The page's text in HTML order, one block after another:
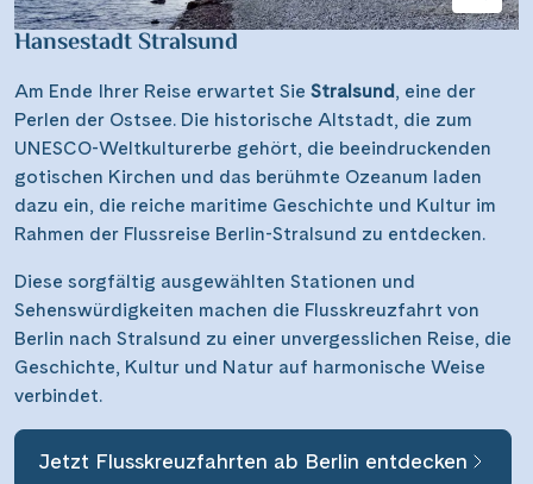
Hansestadt Stralsund
Am Ende Ihrer Reise erwartet Sie Stralsund, eine der
Perlen der Ostsee. Die historische Altstadt, die zum
UNESCO-Weltkulturerbe gehört, die beeindruckenden
gotischen Kirchen und das berühmte Ozeanum laden
dazu ein, die reiche maritime Geschichte und Kultur im
Rahmen der Flussreise Berlin-Stralsund zu entdecken.
Diese sorgfältig ausgewählten Stationen und
Sehenswürdigkeiten machen die Flusskreuzfahrt von
Berlin nach Stralsund zu einer unvergesslichen Reise, die
Geschichte, Kultur und Natur auf harmonische Weise
verbindet.
Jetzt Flusskreuzfahrten ab Berlin entdecken